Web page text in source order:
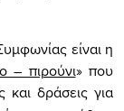
είναι η
– πιρούνι» που
και δράσεις για